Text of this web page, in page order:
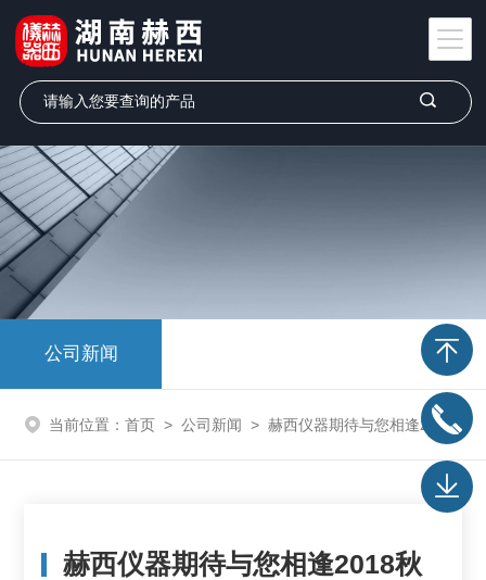
公司新闻
当前位置： 首页 > 公司新闻 > 赫西仪器期待与您相逢2018秋季中国高等教育博览会
赫西仪器期待与您相逢2018秋